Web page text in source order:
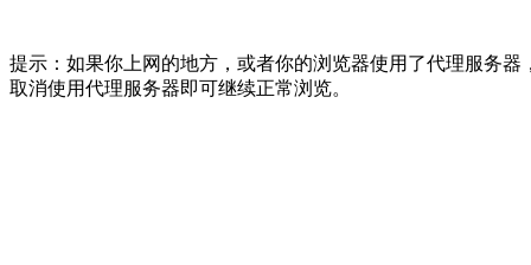
提示：如果你上网的地方，或者你的浏览器使用了代理服务
取消使用代理服务器即可继续正常浏览。